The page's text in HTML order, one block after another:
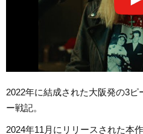
2022年に結成された大阪発の3
ー戦記。
2024年11月にリリースされた本